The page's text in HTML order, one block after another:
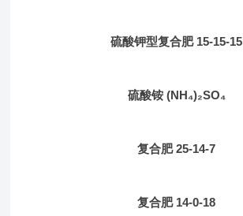
硫酸钾型复合肥 15-15-15
硫酸铵 (NH₄)₂SO₄
复合肥 25-14-7
复合肥 14-0-18